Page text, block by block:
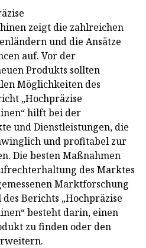
zeigt die zahlreichen
und die Ansätze
auf. Vor der
Produkts sollten
Möglichkeiten des
„Hochpräzise
hilft bei der
und Dienstleistungen, die
und profitabel zur
Die besten Maßnahmen
des Marktes
Marktforschung
Berichts „Hochpräzise
besteht darin, einen
zu finden oder den